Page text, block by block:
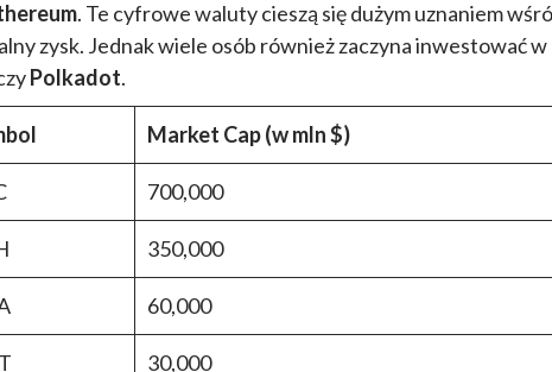
. Te cyfrowe waluty cieszą się dużym uznaniem
zysk. Jednak wiele osób również zaczyna inwestować w
Polkadot.
Market Cap (w mln $)
700,000
350,000
60,000
30,000